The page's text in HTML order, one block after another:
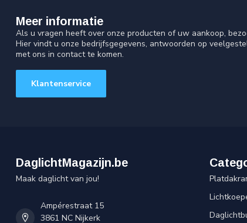
Meer informatie
Als u vragen heeft over onze producten of uw aankoop,
Hier vindt u onze bedrijfsgegevens, antwoorden op
met ons in contact te komen.
Klantenservice
DaglichtMagazijn.be
Maak daglicht van jou!
Ampérestraat 15
3861 NC Nijkerk